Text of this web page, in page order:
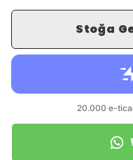
Stoğa